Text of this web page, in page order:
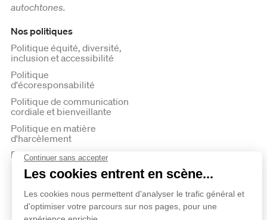
autochtones.
Nos politiques
Politique équité, diversité,
inclusion et accessibilité
Politique
d'écoresponsabilité
Politique de communication
cordiale et bienveillante
Politique en matière
d'harcèlement
Politique de confidentialité